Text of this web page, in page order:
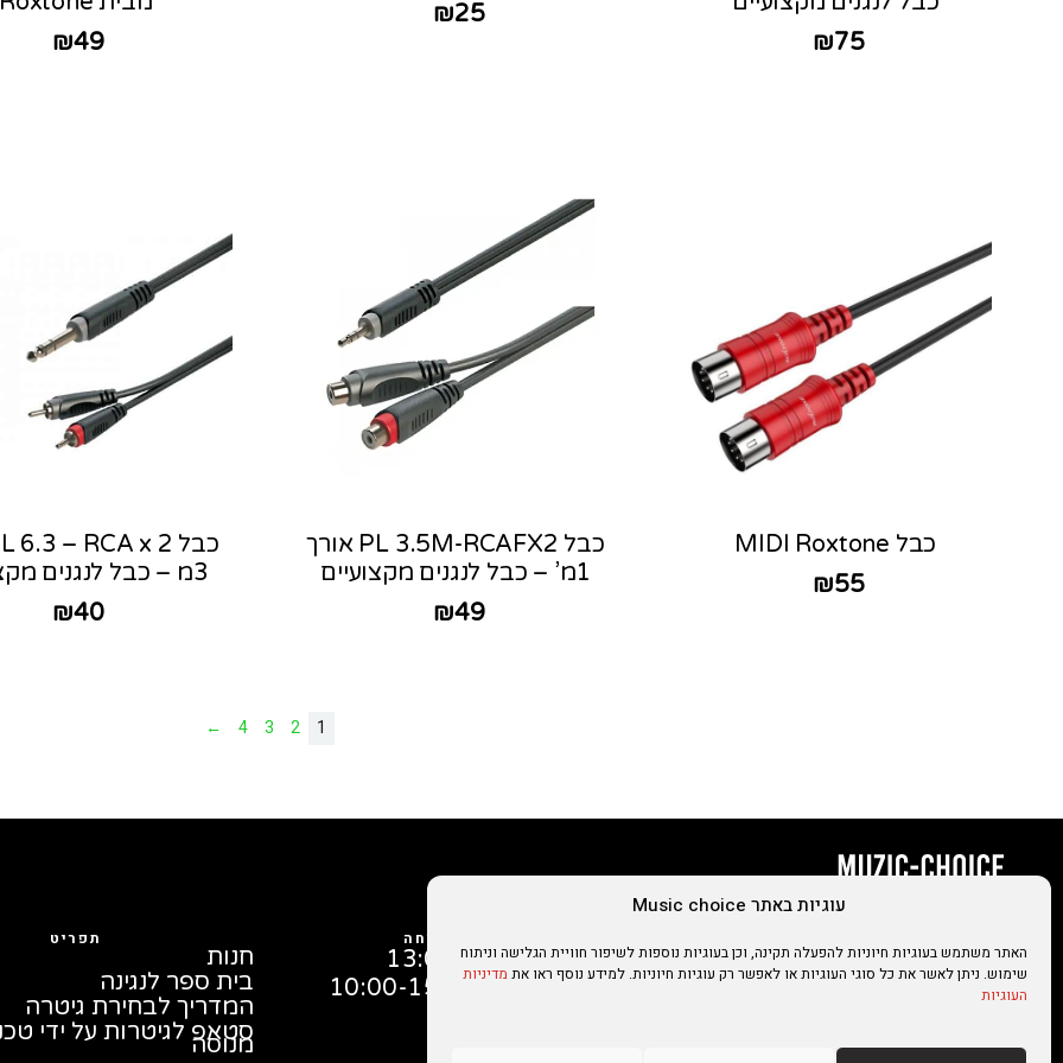
עוגיות באתר Music choice
האתר משתמש בעוגיות חיוניות להפעלה תקינה, וכן בעוגיות נוספות לשיפור חוויית הגלישה וניתוח
שימוש. ניתן לאשר את כל סוגי העוגיות או לאפשר רק עוגיות חיוניות. למידע נוסף ראו את מדיניות
העוגיות
₪75
₪25
₪49
כבל MIDI Roxtone
₪55
כבל PL 3.5M-RCAFX2 אורך
1מ’ – כבל לנגנים מקצועיים
₪49
3מ – כבל לנגנים מקצועיים
₪40
1
2
3
4
←
סירקין 6, גבעתיים
03-731-5253
שעות פתיחה
ימי א׳-ה׳: 13:00-20:00
ימי ו׳ וערבי חג: 10:00-15:00
תפריט
חנות
בית ספר לנגינה
המדריך לבחירת גיטרה
סטאפ לגיטרות על ידי
מנוסה